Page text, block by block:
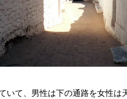
いて、男性は下の通路を女性は